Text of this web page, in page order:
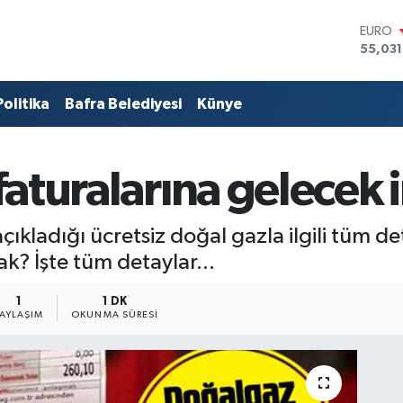
DOLAR
47,7143
Bafra Belediyesi Künye
gelecek
ücretsiz doğal gazla ilgili tüm
İşte tüm detaylar...
1 DK
OKUNMA SÜRESI